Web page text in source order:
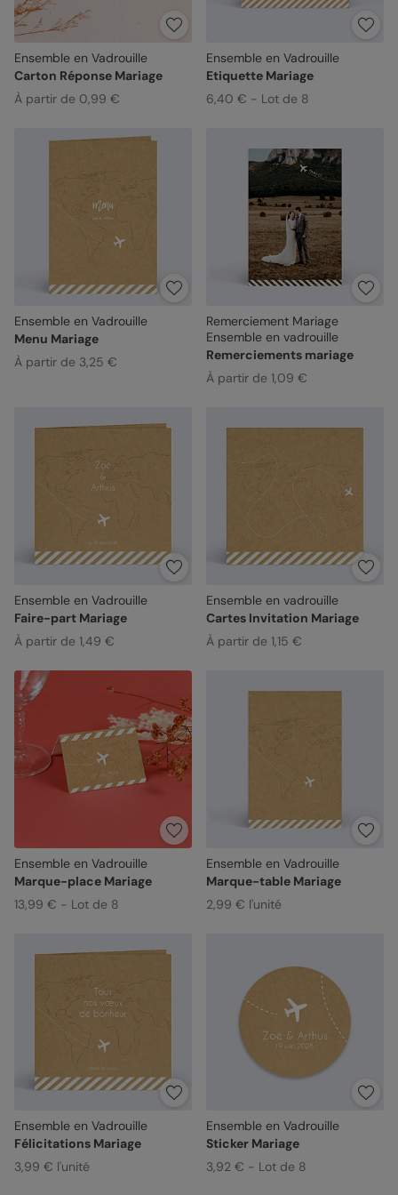
Ensemble en Vadrouille
Carton Réponse Mariage
À partir de 0,99 €
Ensemble en Vadrouille
Etiquette Mariage
6,40 € - Lot de 8
Ensemble en Vadrouille
Menu Mariage
À partir de 3,25 €
Remerciement Mariage
Ensemble en vadrouille
Remerciements mariage
À partir de 1,09 €
Ensemble en Vadrouille
Faire-part Mariage
À partir de 1,49 €
Ensemble en vadrouille
Cartes Invitation Mariage
À partir de 1,15 €
Ensemble en Vadrouille
Marque-place Mariage
13,99 € - Lot de 8
Ensemble en Vadrouille
Marque-table Mariage
2,99 € l'unité
Ensemble en Vadrouille
Félicitations Mariage
3,99 € l'unité
Ensemble en Vadrouille
Sticker Mariage
3,92 € - Lot de 8